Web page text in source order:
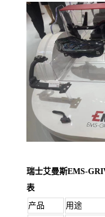
瑞士艾曼斯EMS-
表
产品
用途